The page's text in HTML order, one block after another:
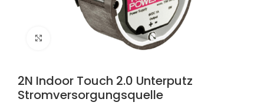
Klicken um zu vergrößern
2N Indoor Touch 2.0 Unterputz
Stromversorgungsquelle